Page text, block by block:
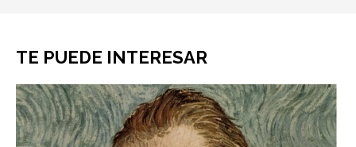
TE PUEDE INTERESAR